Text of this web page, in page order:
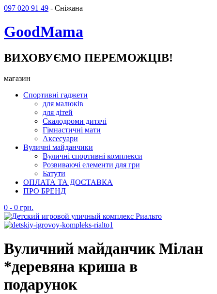
097 020 91 49 - Сніжана
GoodMama
ВИХОВУЄМО ПЕРЕМОЖЦІВ!
магазин
Спортивні гаджети
для малюків
для дітей
Скалодроми дитячі
Гімнастичні мати
Аксесуари
Вуличні майданчики
Вуличні спортивні комплекси
Розвиваючі елементи для гри
Батути
ОПЛАТА ТА ДОСТАВКА
ПРО БРЕНД
0 - 0 грн.
Вуличний майданчик Мілан
*деревяна криша в
подарунок